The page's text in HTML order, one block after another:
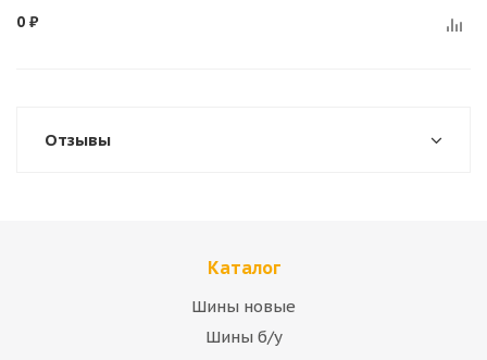
0 ₽
Отзывы
Каталог
Шины новые
Шины б/у